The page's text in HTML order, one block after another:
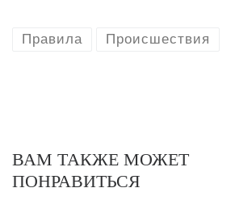
Правила Происшествия
ВАМ ТАКЖЕ МОЖЕТ
ПОНРАВИТЬСЯ